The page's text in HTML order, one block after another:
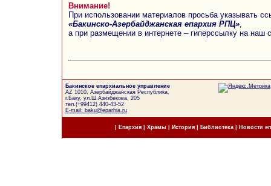
Внимание!
При использовании материалов просьба указывать
«Бакинско-Азербайджанская епархия РПЦ»
а при размещении в интернете – гиперссылку на наш
Бакинское епархиальное управление
AZ 1010, Азербайджанская Республика,
г.Баку, ул.Ш.Азизбекова, 205
тел.(+99412) 440-43-52
E-mail: baku@eparhia.ru
Епархия| Храмы История| Библиотека Новости